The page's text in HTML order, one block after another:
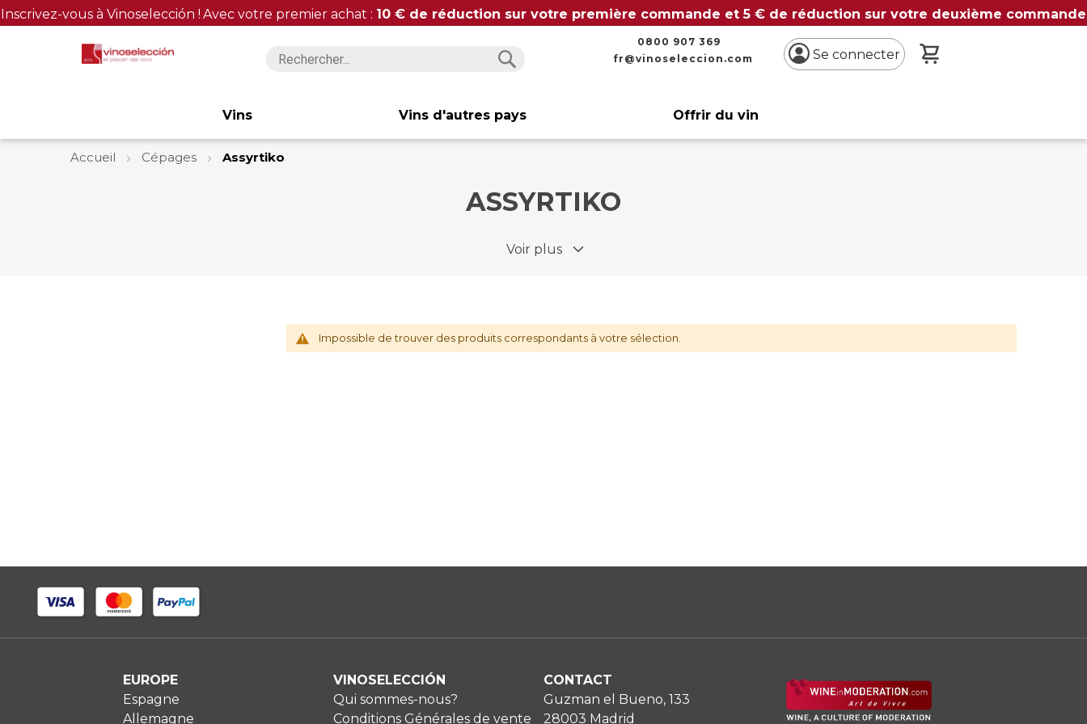
Inscrivez-vous à Vinoselección ! Avec votre premier achat : 10 € de réduction sur votre première commande et 5 € de réduction sur votre deuxième commande
0800 907 369
fr@vinoseleccion.com
Se connecter
Vins Vins d'autres pays Offrir du vin
Accueil Cépages Assyrtiko
ASSYRTIKO
Voir plus
Impossible de trouver des produits correspondants à votre sélection.
EUROPE
Espagne
Allemagne
VINOSELECCIÓN
Qui sommes-nous?
Conditions Générales de vente
CONTACT
Guzman el Bueno, 133
28003 Madrid